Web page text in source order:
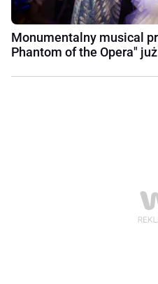
Monumentalny musical
Phantom of the Opera"